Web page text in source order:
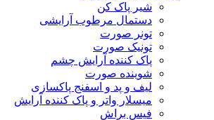
شیر پاک کن
دستمال مرطوب آرایشی
تونر صورت
تونیک صورت
پاک کننده آرایش چشم
شوینده صورت
لیف و پد و اسفنج پاکسازی
میسلار واتر و پاک کننده آرایش
فیس براش